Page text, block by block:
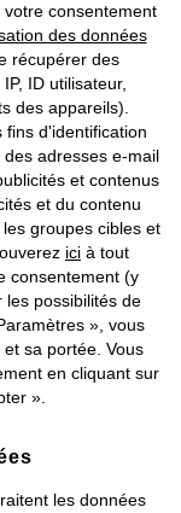
en peluche
CHF 54,95
consentement
des données
récupérer des
ID utilisateur,
des appareils).
fins d'identification
adresses e-mail
et contenus
et du contenu
groupes cibles et
ici à tout
consentement (y
possibilités de
», vous
sa portée. Vous
en cliquant sur
».
les données